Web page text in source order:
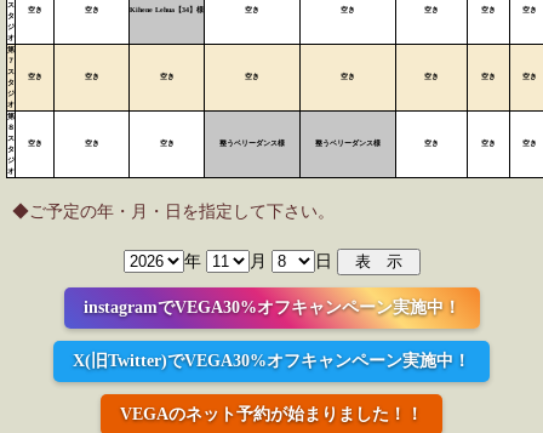
ス
タ
ジ
オ
空き 空き Kihene Lehua【34】様 空き 空き 空き 空き 空き
第
７
ス
タ
ジ
オ
空き 空き 空き 空き 空き 空き 空き 空き
第
８
ス
タ
ジ
オ
空き 空き 空き 整うベリーダンス様 整うベリーダンス様 空き 空き 空き
◆ご予定の年・月・日を指定して下さい。
年 月 日
instagramでVEGA30%オフキャンペーン実施中！
X(旧Twitter)でVEGA30%オフキャンペーン実施中！
VEGAのネット予約が始まりました！！